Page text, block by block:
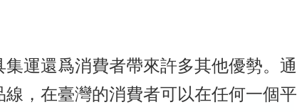
運還爲消費者帶來許多其他優勢。通
，在臺灣的消費者可以在任何一個平